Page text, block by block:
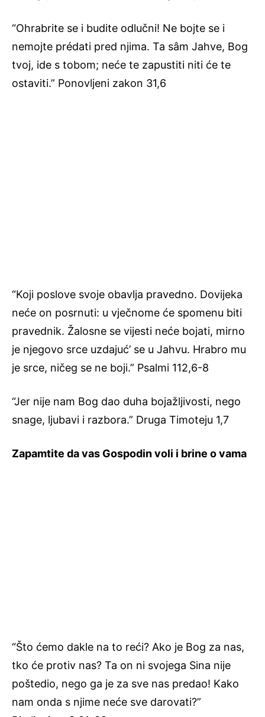
“Ohrabrite se i budite odlučni! Ne bojte se i
nemojte prédati pred njima. Ta sâm Jahve, Bog
tvoj, ide s tobom; neće te zapustiti niti će te
ostaviti.” Ponovljeni zakon 31,6
“Koji poslove svoje obavlja pravedno. Dovijeka
neće on posrnuti: u vječnome će spomenu biti
pravednik. Žalosne se vijesti neće bojati, mirno
je njegovo srce uzdajuć’ se u Jahvu. Hrabro mu
je srce, ničeg se ne boji.” Psalmi 112,6-8
“Jer nije nam Bog dao duha bojažljivosti, nego
snage, ljubavi i razbora.” Druga Timoteju 1,7
Zapamtite da vas Gospodin voli i brine o vama
“Što ćemo dakle na to reći? Ako je Bog za nas,
tko će protiv nas? Ta on ni svojega Sina nije
poštedio, nego ga je za sve nas predao! Kako
nam onda s njime neće sve darovati?”